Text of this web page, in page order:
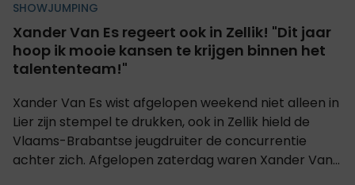
SHOWJUMPING
Xander Van Es regeert ook in Zellik! "Dit jaar
hoop ik mooie kansen te krijgen binnen het
talententeam!"
Xander Van Es wist afgelopen weekend niet alleen in
Lier zijn stempel te drukken, ook in Zellik hield de
Vlaams-Brabantse jeugdruiter de concurrentie
achter zich. Afgelopen zaterdag waren Xander Van...